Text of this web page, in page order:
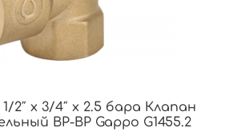
1/2″ x 3/4″ x 2.5 бара Клапан
ВР-ВР Gappo G1455.2